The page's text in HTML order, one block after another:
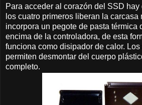
Para acceder al corazón del SSD
los cuatro primeros liberan la carcasa
incorpora un pegote de pasta térmica
encima de la controladora, de esta
funciona como disipador de calor.
permiten desmontar del cuerpo
completo.